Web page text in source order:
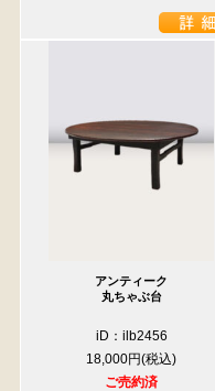
アンティーク
丸ちゃぶ台
iD：ilb2456
18,000円
ご売約済